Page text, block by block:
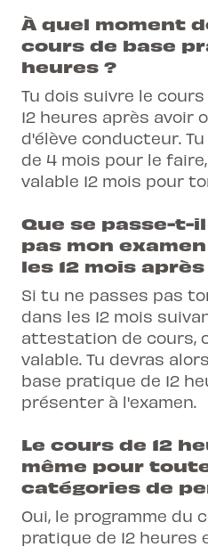
À quel moment
cours de base
heures ?
Tu dois suivre le
12 heures après avoir
d'élève conducteur.
de 4 mois pour le
valable 12 mois pour
Que se passe-t-
pas mon
les 12 mois
Si tu ne passes pas
dans les 12 mois
attestation de cours,
valable. Tu devras
base pratique de 12
présenter à l'examen.
Le cours de 12
même pour
catégories de
Oui, le programme du
pratique de 12